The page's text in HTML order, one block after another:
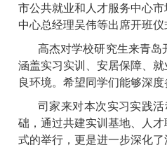
市公共就业和人才服务中心
中心总经理吴伟等出席开班
高杰对学校研究生来青岛
涵盖实习实训、安居保障、
良环境。希望同学们能够深
司家来对本次实习实践
础，通过共建实训基地、人
式的举行，更是进一步深化